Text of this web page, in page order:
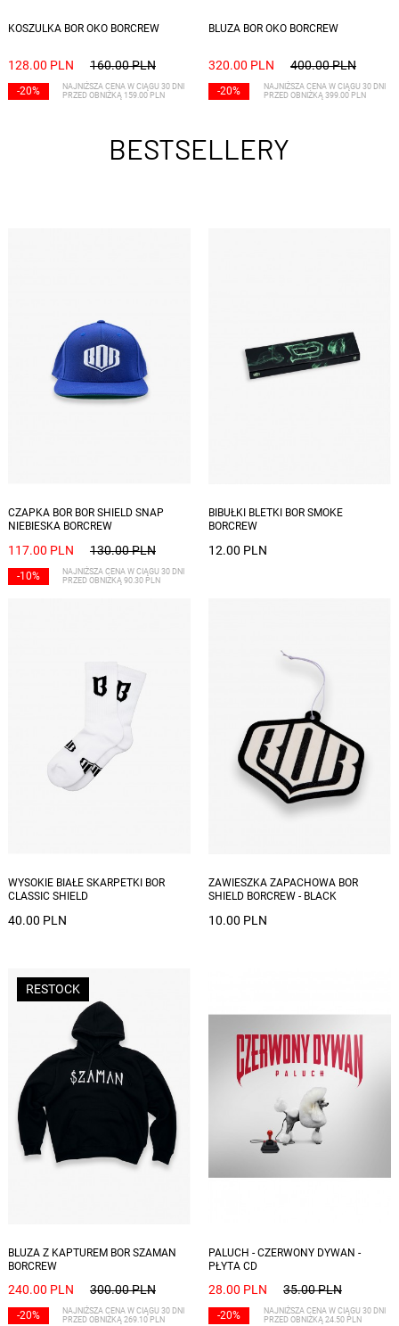
KOSZULKA BOR OKO BORCREW
128.00 PLN 160.00 PLN
-20%
NAJNIŻSZA CENA W CIĄGU 30 DNI
PRZED OBNIŻKĄ 159.00 PLN
BLUZA BOR OKO BORCREW
320.00 PLN 400.00 PLN
-20%
NAJNIŻSZA CENA W CIĄGU 30 DNI
PRZED OBNIŻKĄ 399.00 PLN
BESTSELLERY
CZAPKA BOR BOR SHIELD SNAP
NIEBIESKA BORCREW
117.00 PLN 130.00 PLN
-10%
NAJNIŻSZA CENA W CIĄGU 30 DNI
PRZED OBNIŻKĄ 90.30 PLN
BIBUŁKI BLETKI BOR SMOKE
BORCREW
12.00 PLN
WYSOKIE BIAŁE SKARPETKI BOR
CLASSIC SHIELD
40.00 PLN
ZAWIESZKA ZAPACHOWA BOR
SHIELD BORCREW - BLACK
10.00 PLN
RESTOCK
BLUZA Z KAPTUREM BOR SZAMAN
BORCREW
240.00 PLN 300.00 PLN
-20%
NAJNIŻSZA CENA W CIĄGU 30 DNI
PRZED OBNIŻKĄ 269.10 PLN
PALUCH - CZERWONY DYWAN -
PŁYTA CD
28.00 PLN 35.00 PLN
-20%
NAJNIŻSZA CENA W CIĄGU 30 DNI
PRZED OBNIŻKĄ 24.50 PLN